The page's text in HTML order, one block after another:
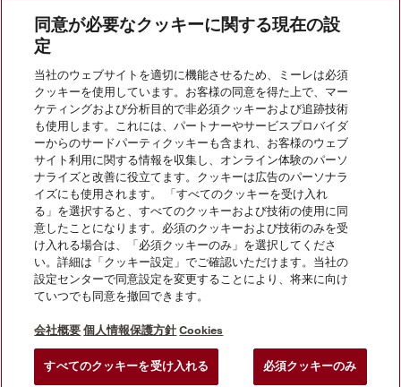
お問い合わせ
会社概要
法的通知
個人情報保護方針
クッキー設定
InstagramのMiele
YoutubeのMiele
同意が必要なクッキーに関する現在の設
定
当社のウェブサイトを適切に機能させるため、ミーレは必須
クッキーを使用しています。お客様の同意を得た上で、マー
ケティングおよび分析目的で非必須クッキーおよび追跡技術
も使用します。これには、パートナーやサービスプロバイダ
ーからのサードパーティクッキーも含まれ、お客様のウェブ
サイト利用に関する情報を収集し、オンライン体験のパーソ
ナライズと改善に役立てます。クッキーは広告のパーソナラ
イズにも使用されます。 「すべてのクッキーを受け入れ
る」を選択すると、すべてのクッキーおよび技術の使用に同
意したことになります。必須のクッキーおよび技術のみを受
け入れる場合は、「必須クッキーのみ」を選択してくださ
い。詳細は「クッキー設定」でご確認いただけます。当社の
設定センターで同意設定を変更することにより、将来に向け
ていつでも同意を撤回できます。
会社概要 個人情報保護方針 Cookies
すべてのクッキーを受け入れる 必須クッキーのみ